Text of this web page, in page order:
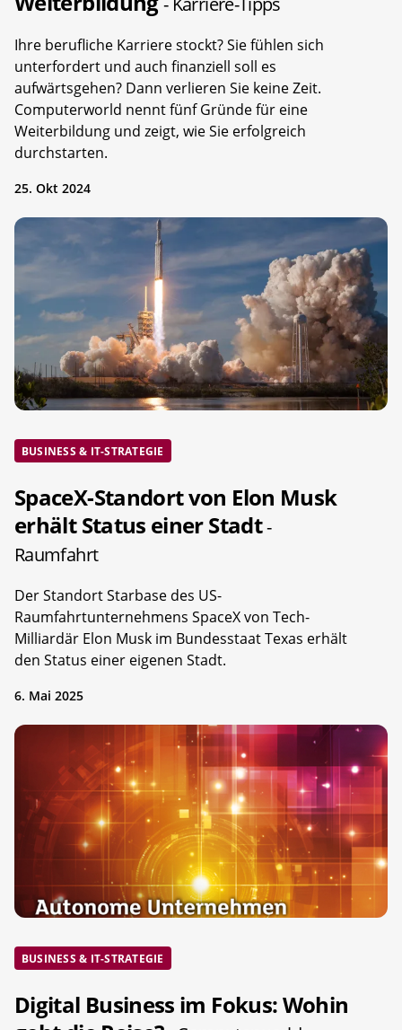
Ihre berufliche Karriere stockt? Sie fühlen sich
unterfordert und auch finanziell soll es
aufwärtsgehen? Dann verlieren Sie keine Zeit.
Computerworld nennt fünf Gründe für eine
Weiterbildung und zeigt, wie Sie erfolgreich
durchstarten.
25. Okt 2024
BUSINESS & IT-STRATEGIE
SpaceX-Standort von Elon Musk
erhält Status einer Stadt-
Raumfahrt
Der Standort Starbase des US-
Raumfahrtunternehmens SpaceX von Tech-
Milliardär Elon Musk im Bundesstaat Texas erhält
den Status einer eigenen Stadt.
6. Mai 2025
BUSINESS & IT-STRATEGIE
Digital Business im Fokus: Wohin